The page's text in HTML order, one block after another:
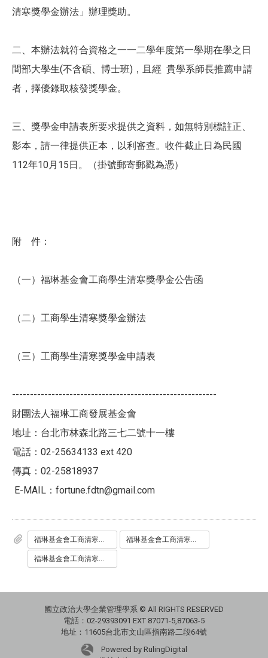
清寒獎學金辦法」辦理獎助。
二、本辦法就符合資格之一一二學年度第一學期在學之日
間部大學生(不含碩、博士班)，且經 貴學系師長推薦申請
者，擇優錄取核發獎學金。
三、獎學金申請表所要求提供之資料，如無特別標註正、
影本，請一律提供正本，以利審查。收件截止日為民國
112年10月15日。（掛號郵寄郵戳為憑）
附 件：
（一）福琳基金會工商學生清寒獎學金公告函
（二）工商學生清寒獎學金辦法
（三）工商學生清寒獎學金申請表
---------------------------------------------------------
財團法人福琳工商發展基金會
地址：台北市林森北路三七二號十一樓
電話：02-25634133 ext 420
傳真：02-25818937
E-MAIL：fortune.fdtn@gmail.com
福琳基金會工商清寒獎學金辦法__1_.doc 福琳基金會工商清寒獎學金申請表__1_.doc
福琳基金會工商清寒獎學金公告函_大學B__1_.docx
國立政治大學企業管理學系 © All RIGHTS RESERVED
電話：02-29393091 EXT 87071-5,87063-5
地址：11605台北市文山區指南路二段64號
Powered by RulingDigital